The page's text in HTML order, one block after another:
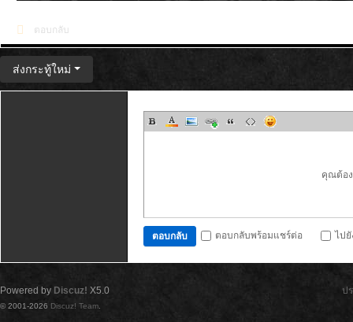
ตอบกลับ
ส่งกระทู้ใหม่
คุณต้อง
ตอบกลับ ตอบกลับพร้อมแชร์ต่อ ไป
ป
Powered by Discuz! X5.0
© 2001-2026 Discuz! Team